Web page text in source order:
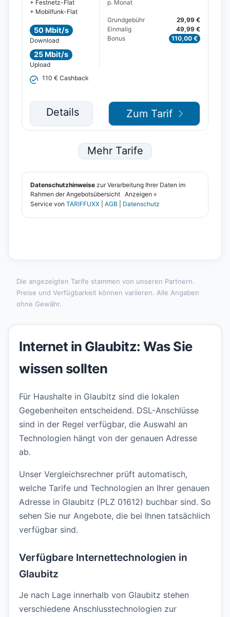
Die angezeigten Tarife stammen von unseren Partnern.
Preise und Verfügbarkeit können variieren. Alle Angaben
ohne Gewähr.
Internet in Glaubitz: Was Sie
wissen sollten
Für Haushalte in Glaubitz sind die lokalen
Gegebenheiten entscheidend. DSL-Anschlüsse
sind in der Regel verfügbar, die Auswahl an
Technologien hängt von der genauen Adresse
ab.
Unser Vergleichsrechner prüft automatisch,
welche Tarife und Technologien an Ihrer genauen
Adresse in Glaubitz (PLZ 01612) buchbar sind. So
sehen Sie nur Angebote, die bei Ihnen tatsächlich
verfügbar sind.
Verfügbare Internettechnologien in
Glaubitz
Je nach Lage innerhalb von Glaubitz stehen
verschiedene Anschlusstechnologien zur